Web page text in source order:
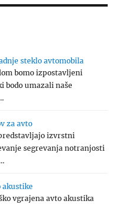
steklo avtomobila
bomo izpostavljeni
bodo umazali naše
za avto
izvrstni
segrevanja notranjosti
akustike
vgrajena avto akustika